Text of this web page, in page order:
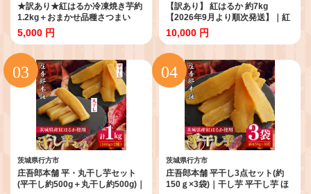
★訳あり★紅はるか冷凍焼き芋約
1.2kg＋おまかせ品種さつまい
も 合計約1.4kg｜さつまいも サ
ツマイモ さつま芋 焼き芋 やきい
も 冷凍 冷凍焼き芋 訳あり 訳アリ
紅はるか 茨城県 行方市(EY-26)
5,000 円
【訳あり】 紅はるか 約7kg
【2026年9月より順次発送】｜紅
はるか 無選別 先行予約 行方台地
さつまいも 茨城県(CU-55-7)
10,000 円
茨城県行方市
庄吾郎本舗 平・丸干し芋セット
(平干し約500g＋丸干し約500g)｜
茨城県行方市
庄吾郎本舗 平干し3点セット(約
150ｇ×3袋)｜干し芋 平干し芋 ほ